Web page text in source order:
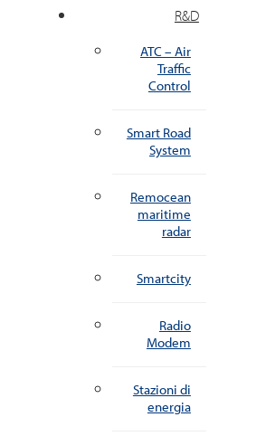
R&D
ATC – Air
Traffic
Control
Smart Road
System
Remocean
maritime
radar
Smartcity
Radio
Modem
Stazioni di
energia